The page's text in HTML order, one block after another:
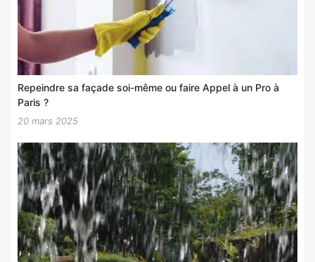
Repeindre sa façade soi-même ou faire Appel à un Pro à
Paris ?
20 mars 2025